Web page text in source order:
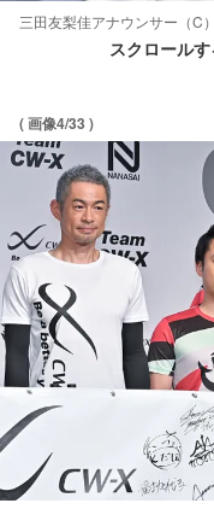
三田友梨佳アナウンサー（C
スクロール
( 画像4/33 )